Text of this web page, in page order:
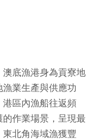
底漁港身為貢寮地
漁業生產與供應功
區內漁船往返頻
作業場景，呈現最
北角海域漁獲豐